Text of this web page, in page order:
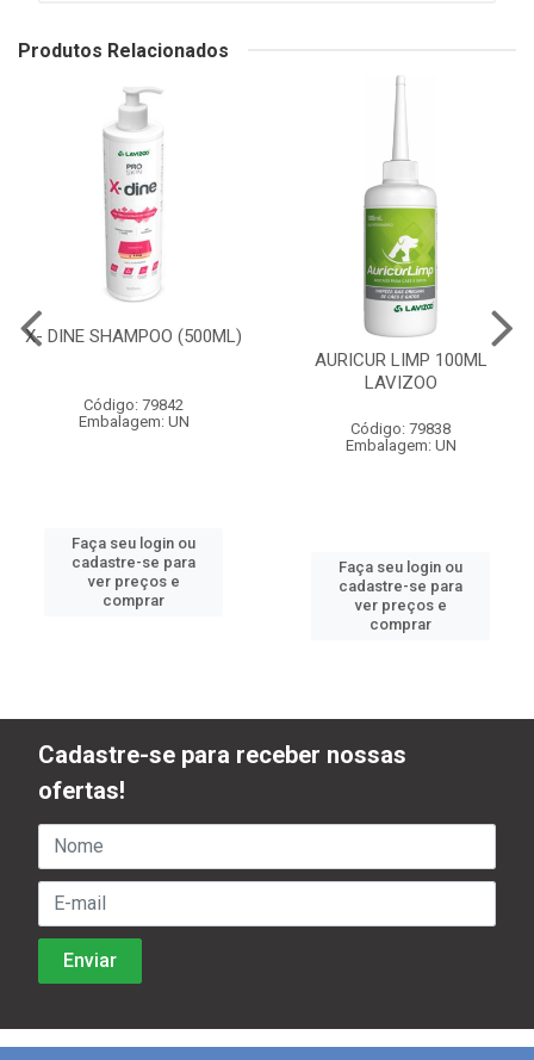
Produtos Relacionados
X- DINE SHAMPOO (500ML)
Código: 79842
Embalagem: UN
Faça seu login ou
cadastre-se para
ver preços e
comprar
AURICUR LIMP 100ML
LAVIZOO
Código: 79838
Embalagem: UN
Faça seu login ou
cadastre-se para
ver preços e
comprar
Cadastre-se para receber nossas
ofertas!